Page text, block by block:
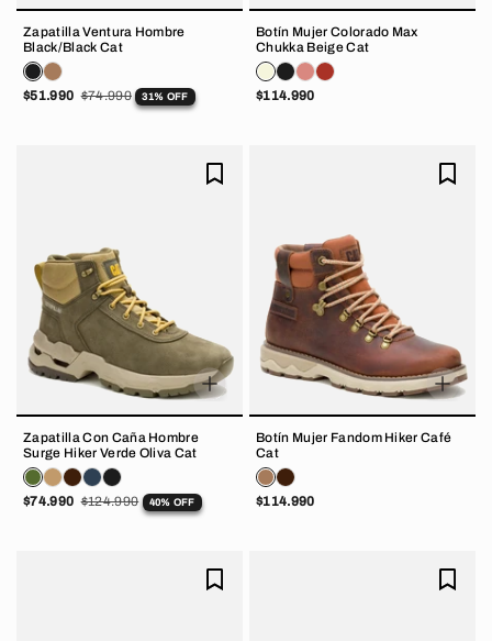
Zapatilla Ventura Hombre
Black/Black Cat
$51.990 $74.990 31% OFF
Botín Mujer Colorado Max
Chukka Beige Cat
$114.990
Zapatilla Con Caña Hombre
Surge Hiker Verde Oliva Cat
$74.990 $124.990 40% OFF
Botín Mujer Fandom Hiker Café
Cat
$114.990